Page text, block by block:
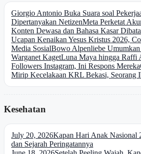
Giorgio Antonio Buka Suara soal
Dipertanyakan NetizenMeta Perketat
Konten Dewasa dan Bahasa Kasar
Ucapan Kenaikan Yesus Kristus 2026,
Media SosialBowo Alpenliebe
Warganet KagetLuna Maya hingga Raffi
Followers Instagram, Ini Respons Mereka
Mirip Kecelakaan KRL Bekasi, Seorang
Kesehatan
July 20, 2026Kapan Hari Anak Nasional
dan Sejarah Peringatannya